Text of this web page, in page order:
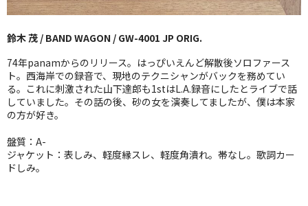
BLUE NOTE
JAZZ-EU
JAZZ-JP
JAZZ-VOCAL
ROCK
鈴木 茂 / BAND WAGON / GW-4001 JP ORIG.
74年panamからのリリース。はっぴいえんど解散後ソロファース
ト。西海岸での録音で、現地のテクニシャンがバックを務めてい
る。これに刺激された山下達郎も1stはL.A.録音にしたとライブで話
していました。その話の後、砂の女を演奏してましたが、僕は本家
の方が好き。
盤質：A-
ジャケット：表しみ、軽度縁スレ、軽度角潰れ。帯なし。歌詞カー
ドしみ。